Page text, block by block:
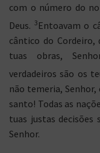
com o número do
Deus. 3 Entoavam o
cântico do Cordeiro,
tuas obras,
verdadeiros são os
não temeria,
santo! Todas as
tuas justas decisões
Senhor.